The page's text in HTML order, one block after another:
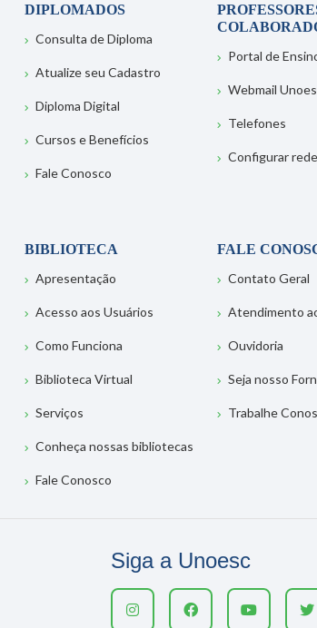
DIPLOMADOS
Consulta de Diploma
Atualize seu Cadastro
Diploma Digital
Cursos e Benefícios
Fale Conosco
Portal de
Webmail
Telefones
Configurar
BIBLIOTECA
Apresentação
Acesso aos Usuários
Como Funciona
Biblioteca Virtual
Serviços
Conheça nossas bibliotecas
Fale Conosco
FALE
Contato Geral
Atendimento
Ouvidoria
Seja nosso
Trabalhe
Siga a Unoesc